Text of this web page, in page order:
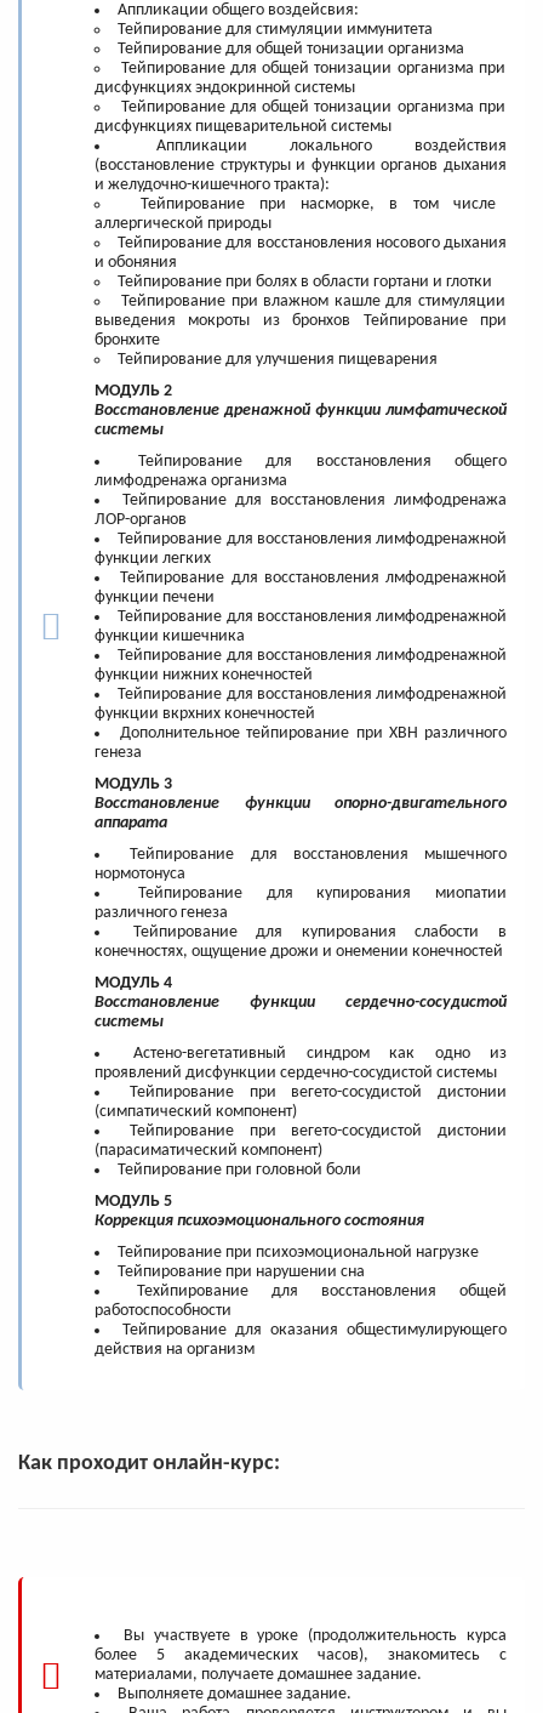
Аппликации общего воздейсвия:
Тейпирование для стимуляции иммунитета
Тейпирование для общей тонизации организма
Тейпирование для общей тонизации организма при
дисфункциях эндокринной системы
Тейпирование для общей тонизации организма при
дисфункциях пищеварительной системы
Аппликации локального воздействия
(восстановление структуры и функции органов дыхания
и желудочно-кишечного тракта):
Тейпирование при насморке, в том числе
аллергической природы
Тейпирование для восстановления носового дыхания
и обоняния
Тейпирование при болях в области гортани и глотки
Тейпирование при влажном кашле для стимуляции
выведения мокроты из бронхов Тейпирование при
бронхите
Тейпирование для улучшения пищеварения
МОДУЛЬ 2
Восстановление дренажной функции лимфатической
системы
Тейпирование для восстановления общего
лимфодренажа организма
Тейпирование для восстановления лимфодренажа
ЛОР-органов
Тейпирование для восстановления лимфодренажной
функции легких
Тейпирование для восстановления лмфодренажной
функции печени
Тейпирование для восстановления лимфодренажной
функции кишечника
Тейпирование для восстановления лимфодренажной
функции нижних конечностей
Тейпирование для восстановления лимфодренажной
функции вкрхних конечностей
Дополнительное тейпирование при ХВН различного
генеза
МОДУЛЬ 3
Восстановление функции опорно-двигательного
аппарата
Тейпирование для восстановления мышечного
нормотонуса
Тейпирование для купирования миопатии
различного генеза
Тейпирование для купирования слабости в
конечностях, ощущение дрожи и онемении конечностей
МОДУЛЬ 4
Восстановление функции сердечно-сосудистой
системы
Астено-вегетативный синдром как одно из
проявлений дисфункции сердечно-сосудистой системы
Тейпирование при вегето-сосудистой дистонии
(симпатический компонент)
Тейпирование при вегето-сосудистой дистонии
(парасиматический компонент)
Тейпирование при головной боли
МОДУЛЬ 5
Коррекция психоэмоционального состояния
Тейпирование при психоэмоциональной нагрузке
Тейпирование при нарушении сна
Техйпирование для восстановления общей
работоспособности
Тейпирование для оказания общестимулирующего
действия на организм
Как проходит онлайн-курс:
Вы участвуете в уроке (продолжительность курса
более 5 академических часов), знакомитесь с
материалами, получаете домашнее задание.
Выполняете домашнее задание.